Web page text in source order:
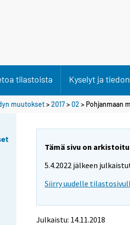
tilastoista Kyselyt ja
muutokset>2017>02 > Pohjanmaan
Tämä sivu on
5.4.2022 jälkeen
Siirry uudelle
Julkaistu: 14.11.2018
Y
o
Y
o